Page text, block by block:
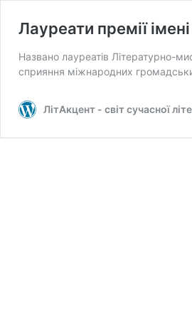
Лауреати премії
Названо лауреатів Літературно-
сприяння міжнародних
ЛітАкцент - світ сучасної